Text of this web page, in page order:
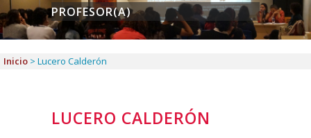
PROFESOR(A)
Inicio > Lucero Calderón
LUCERO CALDERÓN